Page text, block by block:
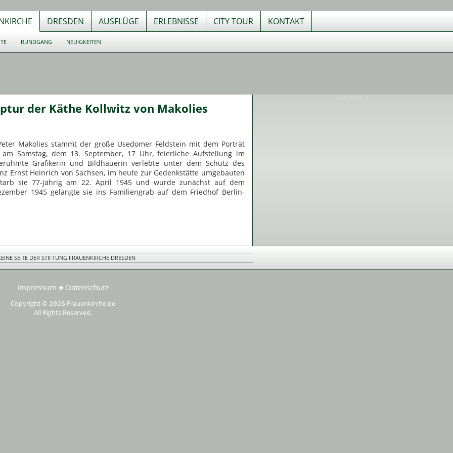
DRESDEN AUSFLÜGE ERLEBNISSE CITY TOUR KONTAKT
RUNDGANG NEUIGKEITEN
der Käthe Kollwitz von Makolies
Makolies stammt der große Usedomer Feldstein mit dem Porträt
Samstag, dem 13. September, 17 Uhr, feierliche Aufstellung im
Grafikerin und Bildhauerin verlebte unter dem Schutz des
Ernst Heinrich von Sachsen, im heute zur Gedenkstätte umgebauten
sie 77-jährig am 22. April 1945 und wurde zunächst auf dem
1945 gelangte sie ins Familiengrab auf dem Friedhof Berlin-
SEITE DER STIFTUNG FRAUENKIRCHE DRESDEN
Impressum ❖ Datenschutz
Copyright © 2026 Frauenkirche.de
All Rights Reserved.